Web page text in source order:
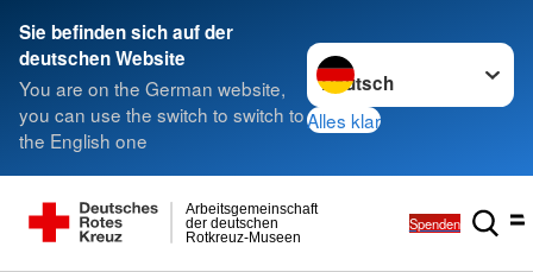
Sie befinden sich auf der
deutschen Website
You are on the German website,
you can use the switch to switch to
the English one
Sprache wechseln zu
Alles klar
Rotkreuz-Museen
der deutschen
Arbeitsgemeinschaft
Spenden